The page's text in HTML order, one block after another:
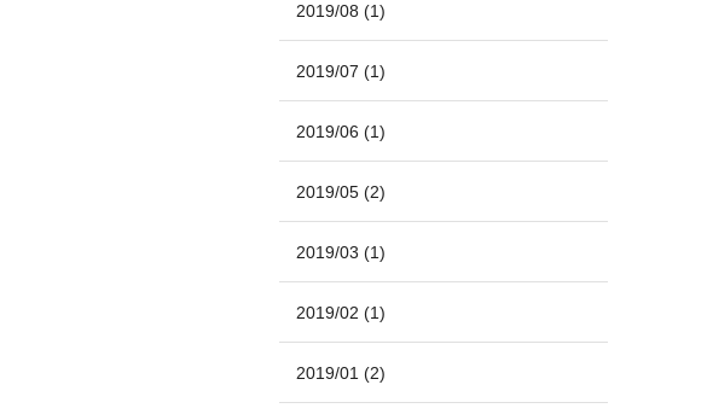
2019/08 (1)
2019/07 (1)
2019/06 (1)
2019/05 (2)
2019/03 (1)
2019/02 (1)
2019/01 (2)